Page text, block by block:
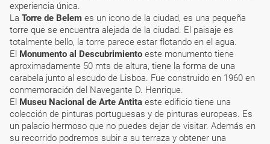
experiencia única.
La Torre de Belem es un icono de la ciudad, es una pequeña
torre que se encuentra alejada de la ciudad. El paisaje es
totalmente bello, la torre parece estar flotando en el agua.
El Monumento al Descubrimiento este monumento tiene
aproximadamente 50 mts de altura, tiene la forma de una
carabela junto al escudo de Lisboa. Fue construido en 1960 en
conmemoración del Navegante D. Henrique.
El Museu Nacional de Arte Antita este edificio tiene una
colección de pinturas portuguesas y de pinturas europeas. Es
un palacio hermoso que no puedes dejar de visitar. Además en
su recorrido podremos subir a su terraza y obtener una